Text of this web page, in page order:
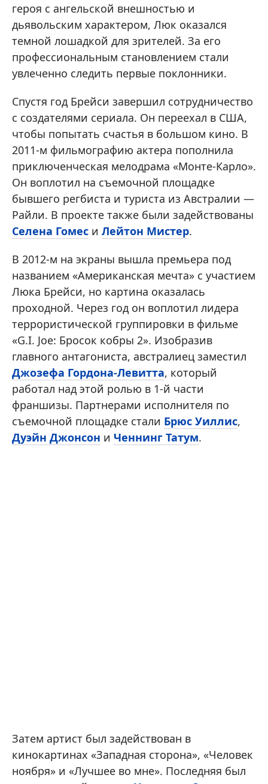
героя с ангельской внешностью и
дьявольским характером, Люк оказался
темной лошадкой для зрителей. За его
профессиональным становлением стали
увлеченно следить первые поклонники.
Спустя год Брейси завершил сотрудничество
с создателями сериала. Он переехал в США,
чтобы попытать счастья в большом кино. В
2011-м фильмографию актера пополнила
приключенческая мелодрама «Монте-Карло».
Он воплотил на съемочной площадке
бывшего регбиста и туриста из Австралии —
Райли. В проекте также были задействованы
Селена Гомес и Лейтон Мистер.
В 2012-м на экраны вышла премьера под
названием «Американская мечта» с участием
Люка Брейси, но картина оказалась
проходной. Через год он воплотил лидера
террористической группировки в фильме
«G.I. Joe: Бросок кобры 2». Изобразив
главного антагониста, австралиец заместил
Джозефа Гордона-Левитта, который
работал над этой ролью в 1-й части
франшизы. Партнерами исполнителя по
съемочной площадке стали Брюс Уиллис,
Дуэйн Джонсон и Ченнинг Татум.
Затем артист был задействован в
кинокартинах «Западная сторона», «Человек
ноября» и «Лучшее во мне». Последняя был